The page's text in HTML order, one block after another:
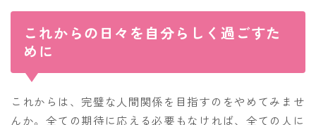
これからの日々を自分らしく過ごすた
めに
これからは、完璧な人間関係を目指すのをやめてみませ
んか。全ての期待に応える必要もなければ、全ての人に